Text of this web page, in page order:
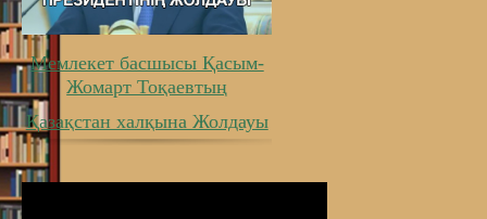
Мемлекет басшысы Қасым-
Жомарт Тоқаевтың
Қазақстан халқына Жолдауы